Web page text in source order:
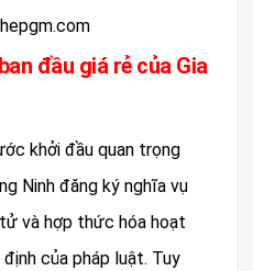
đầu giá rẻ của Gia
khởi đầu quan trọng
Ninh đăng ký nghĩa vụ
và hợp thức hóa hoạt
của pháp luật. Tuy